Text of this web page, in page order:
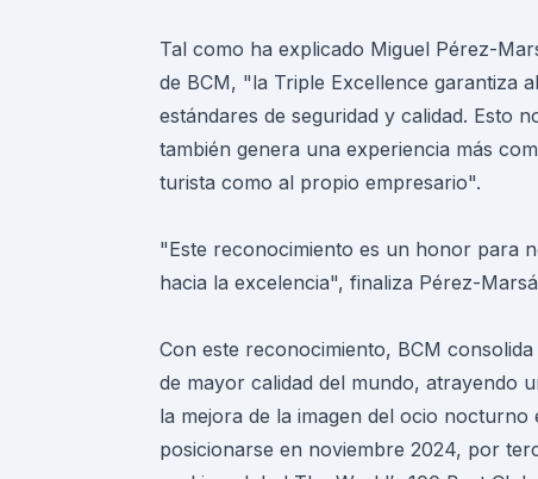
Tal como ha explicado Miguel Pérez-
de BCM, "la Triple Excellence garantiza
estándares de seguridad y calidad. Esto
también genera una experiencia más
turista como al propio empresario".
"Este reconocimiento es un honor para
hacia la excelencia", finaliza Pérez-
Con este reconocimiento, BCM
de mayor calidad del mundo, atrayendo
la mejora de la imagen del ocio
posicionarse en noviembre 2024, por